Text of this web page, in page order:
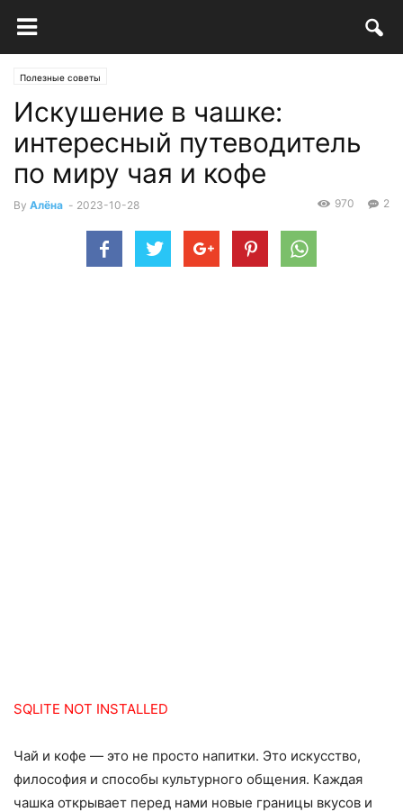
Полезные советы
Искушение в чашке:
интересный путеводитель
по миру чая и кофе
By Алёна - 2023-10-28 2
970
SQLITE NOT INSTALLED
Чай и кофе — это не просто напитки. Это искусство,
философия и способы культурного общения. Каждая
чашка открывает перед нами новые границы вкусов и